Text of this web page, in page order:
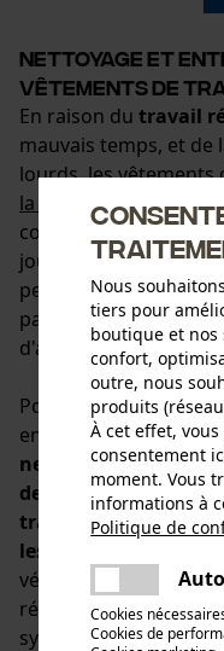
Nettoyage et
vêtements de
En raison du travail
mauvais temps, et
lourds, lesvêtements
la forêt
sont
contraintes et
journée. L'huile ou la
peinture ou la colle
pantalons et vestes
d'autres particules
Pour éliminer même
endommager les
nettoyage et
de protection anti-
travail, etc. doivent
les matériaux à
véritable ou des
résistantes au vent et
synthétiques : traités
Nous
tiers pour
boutique et nos
confort,
outre, nous
produits
À cet effet,
consentement
moment. Vous
informations à
Politique de
Cookies
Cookies de
Une erreur
essayer
partager
partager
mail